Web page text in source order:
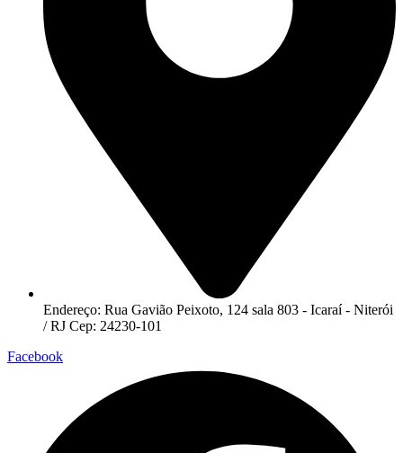
Endereço: Rua Gavião Peixoto, 124 sala 803 - Icaraí - Niterói
/ RJ Cep: 24230-101
Facebook